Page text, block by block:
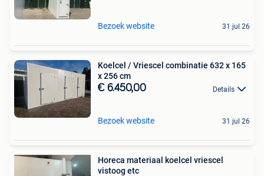
Bezoek website 31 jul 26
Koelcel / Vriescel combinatie 632 x 165
x 256 cm
€ 6.450,00 Details
Bezoek website 31 jul 26
Horeca materiaal koelcel vriescel
vistoog etc